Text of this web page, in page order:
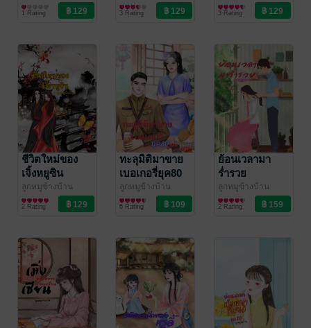
นิยายรักจีนโบราณ
1 Rating
นิยายรักจีนโบราณ
3 Rating
นิยายรักจีนโบราณ
3 Rating
ชีวิตใหม่ของ
เจิ้งหยูซิน
ลูกหมูข้างบ้าน
นิยายรักจีนโบราณ
2 Rating
ทะลุมิติมาขาย
เบอเกอรี่ยุค80
ลูกหมูข้างบ้าน
นิยายรักจีนโบราณ
6 Rating
ย้อนเวลามา
ร่ำรวย
ลูกหมูข้างบ้าน
นิยายโรมานซ์
2 Rating